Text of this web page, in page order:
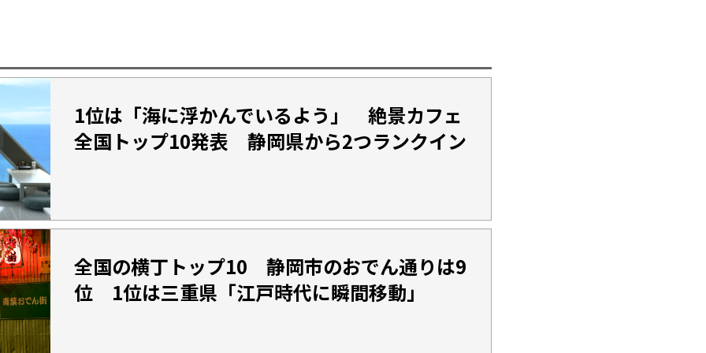
1位は「海に浮かんでいるよう」 絶景カフェ
全国トップ10発表 静岡県から2つランクイン
全国の横丁トップ10 静岡市のおでん通りは9
位 1位は三重県「江戸時代に瞬間移動」